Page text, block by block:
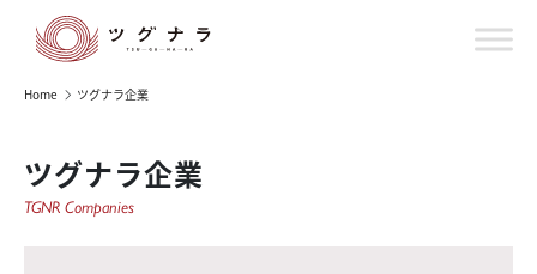
Home ツグナラ企業
ツグナラ企業
TGNR Companies